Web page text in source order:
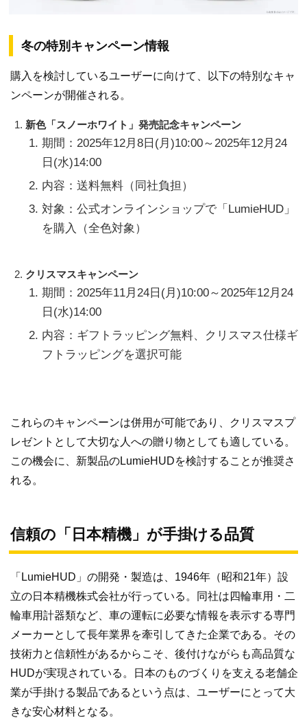
冬の特別キャンペーン情報
購入を検討しているユーザーに向けて、以下の特別なキャ
ンペーンが開催される。
新色「スノーホワイト」発売記念キャンペーン
期間：2025年12月8日(月)10:00～2025年12月24
日(水)14:00
内容：送料無料（同社負担）
対象：公式オンラインショップで「LumieHUD」
を購入（全色対象）
クリスマスキャンペーン
期間：2025年11月24日(月)10:00～2025年12月24
日(水)14:00
内容：ギフトラッピング無料、クリスマス仕様ギ
フトラッピングを選択可能
これらのキャンペーンは併用が可能であり、クリスマスプ
レゼントとして大切な人への贈り物としても適している。
この機会に、新製品のLumieHUDを検討することが推奨さ
れる。
信頼の「日本精機」が手掛ける品質
「LumieHUD」の開発・製造は、1946年（昭和21年）設
立の日本精機株式会社が行っている。同社は四輪車用・二
輪車用計器類など、車の運転に必要な情報を表示する専門
メーカーとして長年業界を牽引してきた企業である。その
技術力と信頼性があるからこそ、後付けながらも高品質な
HUDが実現されている。日本のものづくりを支える老舗企
業が手掛ける製品であるという点は、ユーザーにとって大
きな安心材料となる。